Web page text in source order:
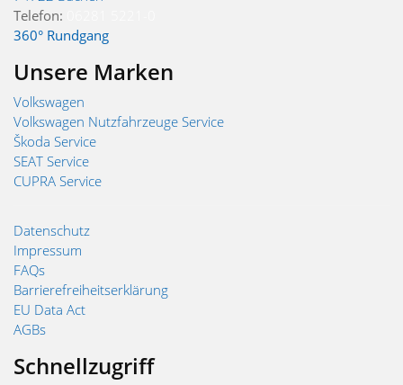
Telefon:
360° Rundgang
Unsere Marken
Volkswagen
Volkswagen Nutzfahrzeuge Service
Škoda Service
SEAT Service
CUPRA Service
Datenschutz
Impressum
FAQs
Barrierefreiheitserklärung
EU Data Act
AGBs
Schnellzugriff